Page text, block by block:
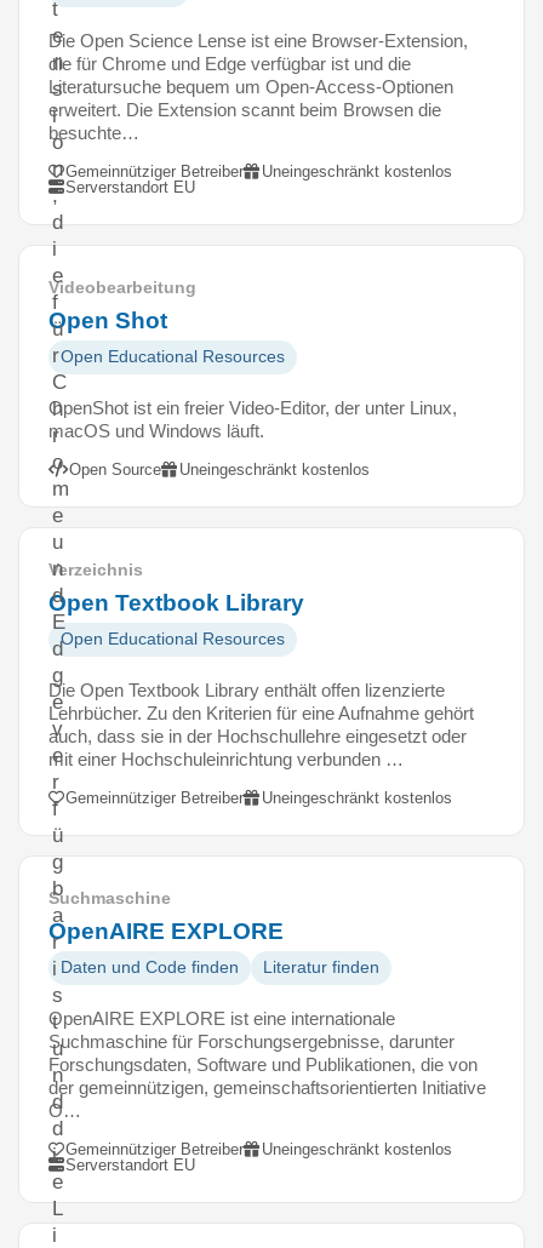
t
e
n
s
i
o
n
,
d
i
e
f
ü
r
C
h
r
o
m
e
u
n
d
E
d
g
e
v
e
r
f
ü
g
b
a
r
i
s
t
u
n
d
d
i
e
L
i
Die Open Science Lense ist eine Browser-Extension,
die für Chrome und Edge verfügbar ist und die
Literatursuche bequem um Open-Access-Optionen
erweitert. Die Extension scannt beim Browsen die
besuchte…
Gemeinnütziger Betreiber
Uneingeschränkt kostenlos
Serverstandort EU
Videobearbeitung
Open Shot
Open Educational Resources
OpenShot ist ein freier Video-Editor, der unter Linux,
macOS und Windows läuft.
Open Source Uneingeschränkt kostenlos
Verzeichnis
Open Textbook Library
Open Educational Resources
Die Open Textbook Library enthält offen lizenzierte
Lehrbücher. Zu den Kriterien für eine Aufnahme gehört
auch, dass sie in der Hochschullehre eingesetzt oder
mit einer Hochschuleinrichtung verbunden …
Gemeinnütziger Betreiber Uneingeschränkt kostenlos
Suchmaschine
OpenAIRE EXPLORE
Daten und Code finden Literatur finden
OpenAIRE EXPLORE ist eine internationale
Suchmaschine für Forschungsergebnisse, darunter
Forschungsdaten, Software und Publikationen, die von
der gemeinnützigen, gemeinschaftsorientierten Initiative
O…
Gemeinnütziger Betreiber
Uneingeschränkt kostenlos
Serverstandort EU